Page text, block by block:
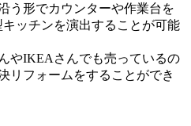
う形でカウンターや作業台を
ッチンを演出することが可能
やIKEAさんでも売っているの
リフォームをすることができ